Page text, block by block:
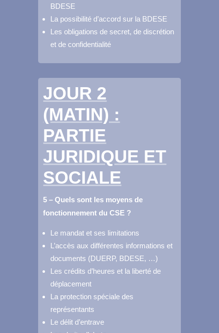
BDESE
La possibilité d’accord sur la BDESE
Les obligations de secret, de discrétion
et de confidentialité
JOUR 2
(MATIN) :
PARTIE
JURIDIQUE ET
SOCIALE
5 – Quels sont les moyens de
fonctionnement du CSE ?
Le mandat et ses limitations
L’accès aux différentes informations et
documents (DUERP, BDESE, …)
Les crédits d’heures et la liberté de
déplacement
La protection spéciale des
représentants
Le délit d’entrave